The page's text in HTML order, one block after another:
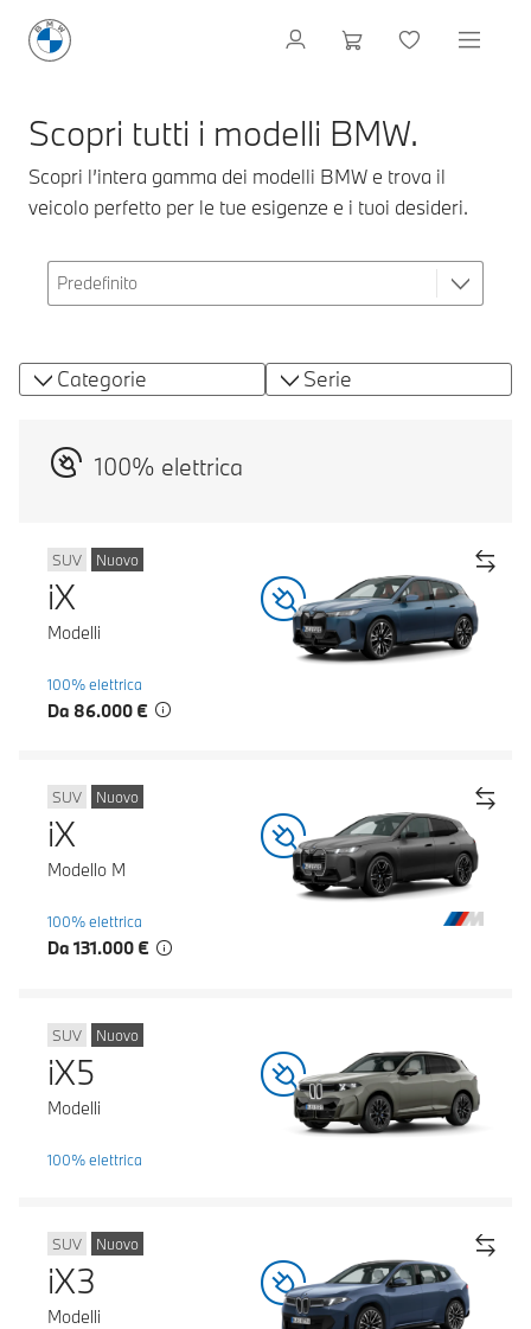
Scopri tutti i modelli BMW.
Scopri l’intera gamma dei modelli BMW e trova il
veicolo perfetto per le tue esigenze e i tuoi desideri.
Categorie Serie
100% elettrica
SUV Nuovo
iX
Modelli
100% elettrica
Da 86.000 €
SUV Nuovo
iX
Modello M
100% elettrica
Da 131.000 €
SUV Nuovo
iX5
Modelli
100% elettrica
SUV Nuovo
iX3
Modelli